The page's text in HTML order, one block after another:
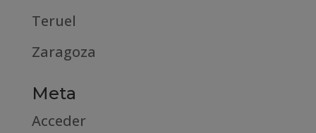
Teruel
Zaragoza
Meta
Acceder